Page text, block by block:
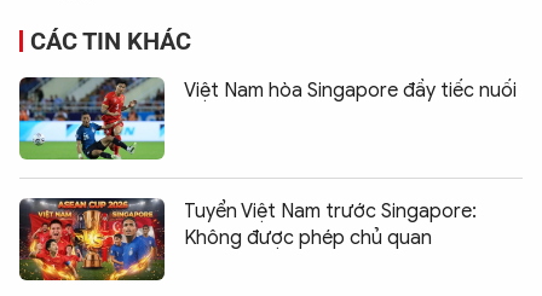
CÁC TIN KHÁC
Việt Nam hòa Singapore đầy tiếc nuối
Tuyển Việt Nam trước Singapore:
Không được phép chủ quan